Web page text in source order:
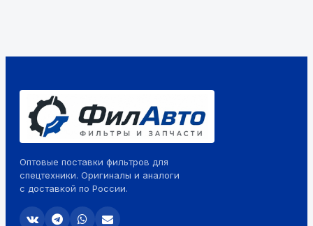
Оптовые поставки фильтров для
спецтехники. Оригиналы и аналоги
с доставкой по России.